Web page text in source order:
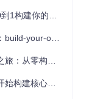
的编程知识体系
x项目的实践探索指南
建你的技术世界
系统的实践指南